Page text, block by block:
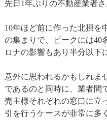
先日1年ぶりの不動産業者
10年ほど前に作った北摂を
の集まりで、ピークには40
ロナの影響もあり半分以下
意外に思われるかもしれま
であるのと同時に、業者間
売主様それぞれの窓口に立
引を行うケースが非常に多